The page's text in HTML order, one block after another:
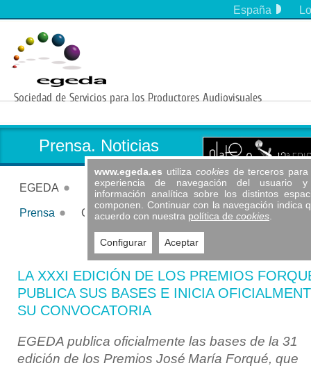
www.egeda.es utiliza cookiesde terceros para
experiencia de navegación del usuario y
información analítica sobre los distintos
componen. Continuar con la navegación indica
acuerdo con nuestra política de cookies
Configurar Aceptar
España
EGEDA Colombia
EGEDA España
EGEDA México
EGEDA Panamá
EGEDA Perú
EGEDA Uruguay
EGEDA Us
EGEDA
Quiénes somos Funciones Estatutos Cuentas Legislación
Servicios Actividades
Formación Publicaciones Antipiratería
Festivales y premios
Premio José María Forqué
Iberseries & Platino Industria
Información
Información legal (TRLPI) Código ético
Prensa
Agenda audiovisual Dosieres de prensa Vídeos
Contacto
Procedimiento de quejas y reclamaciones
Socios
Hazte Socio Circulares y documentación
Prensa. Noticias
LA XXXI EDICIÓN DE LOS PREMIOS
PUBLICA SUS BASES E INICIA
SU CONVOCATORIA
EGEDA publica oficialmente las bases de la 31
edición de los Premios José María Forqué, que